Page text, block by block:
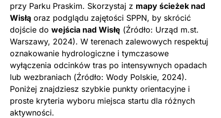
przy Parku Praskim. Skorzystaj z mapy ścieżek nad
Wisłą oraz podglądu zajętości SPPN, by skrócić
dojście do wejścia nad Wisłę (Źródło: Urząd m.st.
Warszawy, 2024). W terenach zalewowych respektuj
oznakowanie hydrologiczne i tymczasowe
wyłączenia odcinków tras po intensywnych opadach
lub wezbraniach (Źródło: Wody Polskie, 2024).
Poniżej znajdziesz szybkie punkty orientacyjne i
proste kryteria wyboru miejsca startu dla różnych
aktywności.